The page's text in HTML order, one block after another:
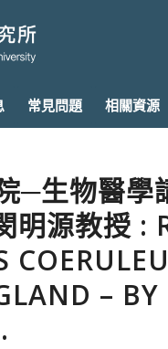
常見問題 相關資源
─生物醫
明源教授 :
–